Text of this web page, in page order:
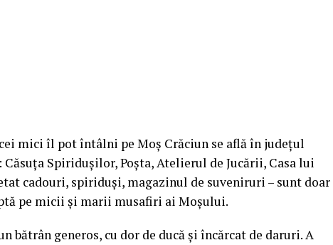
mici îl pot întâlni pe Moș Crăciun se află în județul
Spiridușilor, Poșta, Atelierul de Jucării, Casa lui
cadouri, spiriduși, magazinul de suveniruri – sunt doar
pe micii și marii musafiri ai Moșului.
bătrân generos, cu dor de ducă și încărcat de daruri. A